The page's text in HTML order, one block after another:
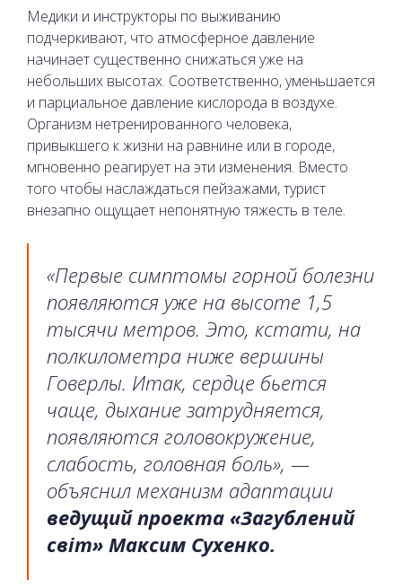
Медики и инструкторы по выживанию
подчеркивают, что атмосферное давление
начинает существенно снижаться уже на
небольших высотах. Соответственно, уменьшается
и парциальное давление кислорода в воздухе.
Организм нетренированного человека,
привыкшего к жизни на равнине или в городе,
мгновенно реагирует на эти изменения. Вместо
того чтобы наслаждаться пейзажами, турист
внезапно ощущает непонятную тяжесть в теле.
«Первые симптомы горной болезни
появляются уже на высоте 1,5
тысячи метров. Это, кстати, на
полкилометра ниже вершины
Говерлы. Итак, сердце бьется
чаще, дыхание затрудняется,
появляются головокружение,
слабость, головная боль», —
объяснил механизм адаптации
ведущий проекта «Загублений
світ» Максим Сухенко.